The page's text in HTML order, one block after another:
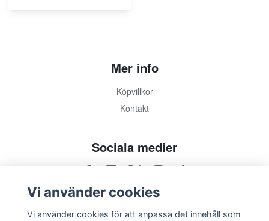
Mer info
Köpvillkor
Kontakt
Sociala medier
Vi använder cookies
Vi använder cookies för att anpassa det innehåll som